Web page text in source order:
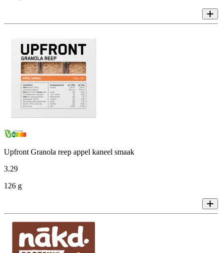
Upfront Granola reep appel kaneel smaak
3.29
126 g